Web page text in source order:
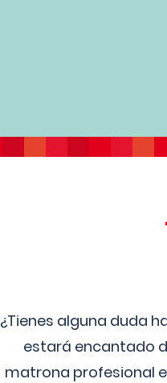
¿Tienes alguna duda
estará encantado
matrona profesional